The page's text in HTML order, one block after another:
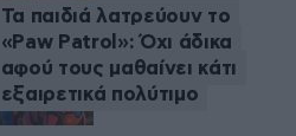
Τα παιδιά λατρεύουν το
«Paw Patrol»: Όχι άδικα
αφού τους μαθαίνει κάτι
εξαιρετικά πολύτιμο